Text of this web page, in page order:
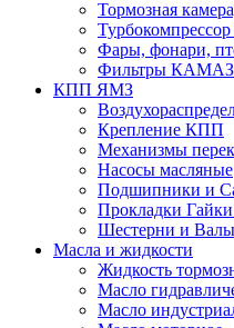
Тормозная
Фары, фонари,
Фильтры КАМАЗ
КПП ЯМЗ
Крепление КПП
Механизмы
Насосы масляные
Подшипники и
Прокладки
Шестерни и Валы
Масла и жидкости
Жидкость
Масло
Масло